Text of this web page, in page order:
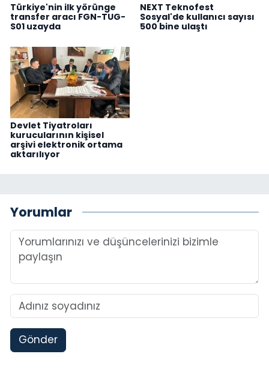
Türkiye'nin ilk yörünge
transfer aracı FGN-TUG-
S01 uzayda
NEXT Teknofest
Sosyal'de kullanıcı sayısı
500 bine ulaştı
Devlet Tiyatroları
kurucularının kişisel
arşivi elektronik ortama
aktarılıyor
Yorumlar
Gönder